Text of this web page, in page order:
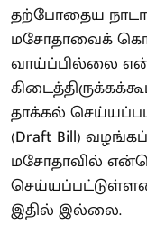
தற்போதைய
மசோதாவைக்
வாய்ப்பில்லை
தாக்கல்
(Draft Bill)
மசோதாவில்
செய்யப்பட்டுள்ளன
இதில் இல்லை.